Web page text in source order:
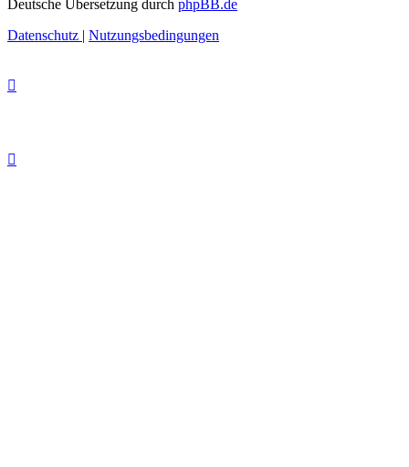
Deutsche Übersetzung durch phpBB.de
Datenschutz | Nutzungsbedingungen